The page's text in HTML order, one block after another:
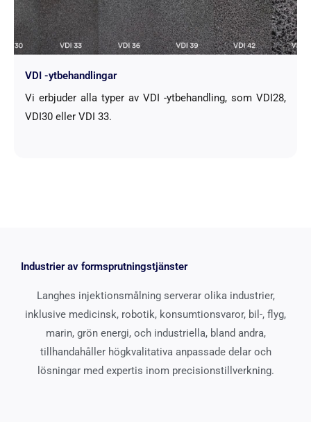
VDI -ytbehandlingar
Vi erbjuder alla typer av VDI -ytbehandling, som VDI28,
VDI30 eller VDI 33.
Industrier av formsprutningstjänster
Langhes injektionsmålning serverar olika industrier,
inklusive medicinsk, robotik, konsumtionsvaror, bil-, flyg,
marin, grön energi, och industriella, bland andra,
tillhandahåller högkvalitativa anpassade delar och
lösningar med expertis inom precisionstillverkning.